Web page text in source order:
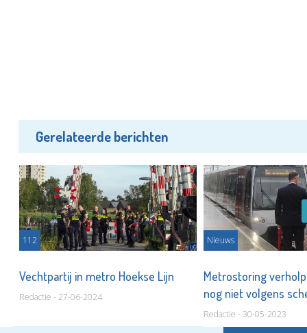
Gerelateerde berichten
112
Vechtpartij in metro Hoekse Lijn
Redactie - 27-06-2024
Nieuws
Metrostoring
nog niet volgens
Redactie - 30-05-2023